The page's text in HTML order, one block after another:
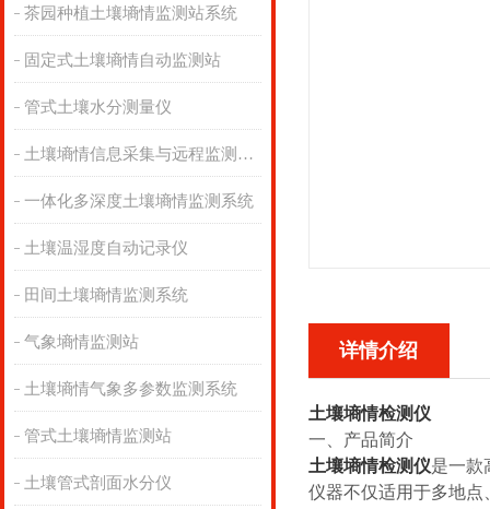
茶园种植土壤墒情监测站系统
固定式土壤墒情自动监测站
管式土壤水分测量仪
土壤墒情信息采集与远程监测系统
一体化多深度土壤墒情监测系统
土壤温湿度自动记录仪
田间土壤墒情监测系统
气象墒情监测站
土壤墒情气象多参数监测系统
管式土壤墒情监测站
土壤管式剖面水分仪
详情介绍
土壤墒情检测仪
一、 产品简介
土壤墒情检测仪是一款
仪器不仅适用于多地